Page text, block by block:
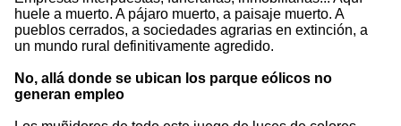
huele a muerto. A pájaro muerto, a paisaje muerto. A
pueblos cerrados, a sociedades agrarias en extinción, a
un mundo rural definitivamente agredido.
No, allá donde se ubican los parque eólicos no
generan empleo